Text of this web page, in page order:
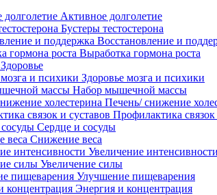
Активное долголетие
Бустеры тестостерона
Восстановление и
Выработка гормона роста
Здоровье
Здоровье мозга и психики
Набор мышечной массы
Печень/ снижение
Профилактика связок
Сердце и сосуды
Снижение веса
Увеличение интенсивности
Увеличение силы
Улучшение пищеварения
Энергия и концентрация